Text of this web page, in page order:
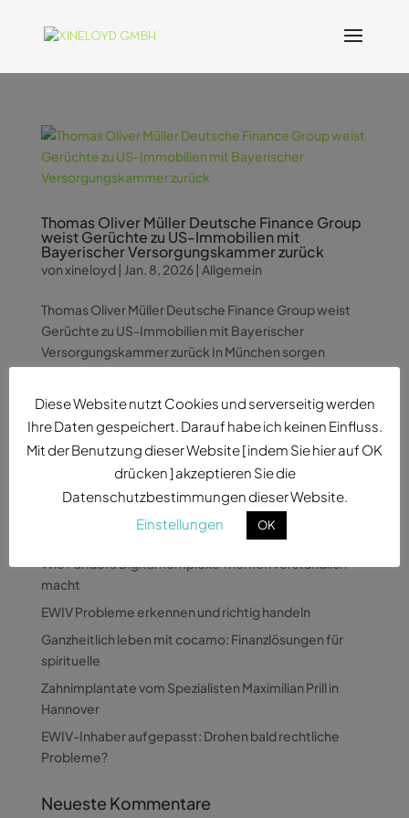
Thomas Oliver Müller Deutsche Finance Group
weist Gerüchte zu US-Immobilien mit
Bayerischer Versorgungskammer zurück
vonxineloyd| Jan. 8, 2026| Allgemein
Thomas Oliver Müller Deutsche Finance Group weist
Gerüchte zu US-Immobilien mit Bayerischer
Versorgungskammer zurück In München sorgen
derzeit Gerüchte für Unruhe, die einen der
betreffen. Thomas Oliver Müller,...
Neueste Beiträge
Wie Pandora Digital komplexe Themen verständlich
macht
EWIV Probleme erkennen und richtig handeln
Ganzheitlich leben mit cocamo: Finanzlösungen für
spirituelle
Zahnimplantate vom Spezialisten Maximilian Prill in
Hannover
EWIV-Inhaber aufgepasst: Drohen bald rechtliche
Probleme?
Neueste Kommentare
Diese Website nutzt Cookies und serverseitig werden
Ihre Daten gespeichert. Darauf habe ich keinen Einfluss.
Mit der Benutzung dieser Website [ indem Sie hier auf OK
drücken ] akzeptieren Sie die
Datenschutzbestimmungen dieser Website.
Einstellungen
OK